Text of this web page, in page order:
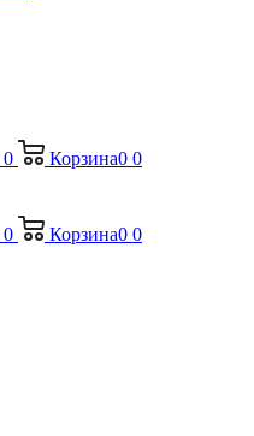
0 Корзина0 0
0 Корзина0 0